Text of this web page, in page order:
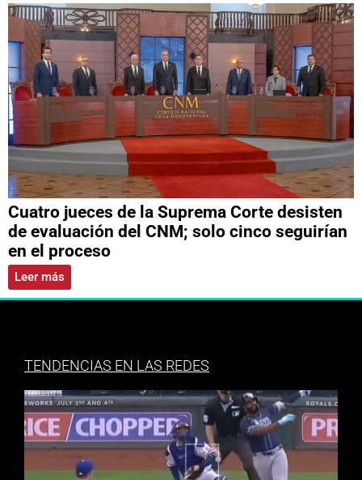
Cuatro jueces de la Suprema Corte desisten
de evaluación del CNM; solo cinco seguirían
en el proceso
Leer más
TENDENCIAS EN LAS REDES